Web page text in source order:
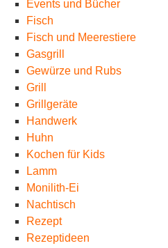
Events und Bücher
Fisch
Fisch und Meerestiere
Gasgrill
Gewürze und Rubs
Grill
Grillgeräte
Handwerk
Huhn
Kochen für Kids
Lamm
Monilith-Ei
Nachtisch
Rezept
Rezeptideen